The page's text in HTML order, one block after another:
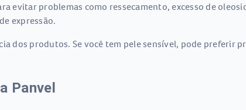
evitar problemas como ressecamento, excesso de
expressão.
dos produtos. Se você tem pele sensível, pode preferir
Panvel